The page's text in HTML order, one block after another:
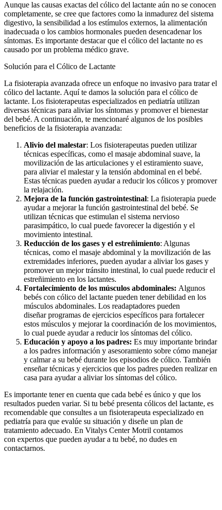
Aunque las causas exactas del cólico del lactante aún no se conocen
completamente, se cree que factores como la inmadurez del sistema
digestivo, la sensibilidad a los estímulos externos, la alimentación
inadecuada o los cambios hormonales pueden desencadenar los
síntomas. Es importante destacar que el cólico del lactante no es
causado por un problema médico grave.
Solución para el Cólico de Lactante
La fisioterapia avanzada ofrece un enfoque no invasivo para tratar el
cólico del lactante. Aquí te damos la solución para el cólico de
lactante. Los fisioterapeutas especializados en pediatría utilizan
diversas técnicas para aliviar los síntomas y promover el bienestar
del bebé. A continuación, te mencionaré algunos de los posibles
beneficios de la fisioterapia avanzada:
Alivio del malestar: Los fisioterapeutas pueden utilizar
técnicas específicas, como el masaje abdominal suave, la
movilización de las articulaciones y el estiramiento suave,
para aliviar el malestar y la tensión abdominal en el bebé.
Estas técnicas pueden ayudar a reducir los cólicos y promover
la relajación.
Mejora de la función gastrointestinal: La fisioterapia puede
ayudar a mejorar la función gastrointestinal del bebé. Se
utilizan técnicas que estimulan el sistema nervioso
parasimpático, lo cual puede favorecer la digestión y el
movimiento intestinal.
Reducción de los gases y el estreñimiento: Algunas
técnicas, como el masaje abdominal y la movilización de las
extremidades inferiores, pueden ayudar a aliviar los gases y
promover un mejor tránsito intestinal, lo cual puede reducir el
estreñimiento en los lactantes.
Fortalecimiento de los músculos abdominales: Algunos
bebés con cólico del lactante pueden tener debilidad en los
músculos abdominales. Los readaptadores pueden
diseñar programas de ejercicios específicos para fortalecer
estos músculos y mejorar la coordinación de los movimientos,
lo cual puede ayudar a reducir los síntomas del cólico.
Educación y apoyo a los padres: Es muy importante brindar
a los padres información y asesoramiento sobre cómo manejar
y calmar a su bebé durante los episodios de cólico. También
enseñar técnicas y ejercicios que los padres pueden realizar en
casa para ayudar a aliviar los síntomas del cólico.
Es importante tener en cuenta que cada bebé es único y que los
resultados pueden variar. Si tu bebé presenta cólicos del lactante, es
recomendable que consultes a un fisioterapeuta especializado en
pediatría para que evalúe su situación y diseñe un plan de
tratamiento adecuado. En Vitalys Center Motril contamos
con expertos que pueden ayudar a tu bebé, no dudes en
contactarnos.